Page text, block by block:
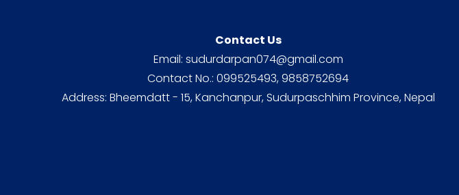
Contact Us
Email: sudurdarpan074@gmail.com
Contact No.: 099525493, 9858752694
Address: Bheemdatt - 15, Kanchanpur, Sudurpaschhim Province, Nepal